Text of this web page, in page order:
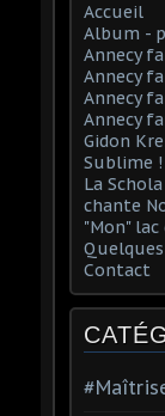
Accueil
Album -
Annecy
Annecy
Annecy
Annecy
Gidon
Sublime !
La
chante
"Mon" lac
Contact